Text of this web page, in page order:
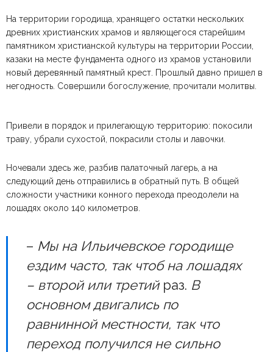
На территории городища, хранящего остатки нескольких
древних христианских храмов и являющегося старейшим
памятником христианской культуры на территории России,
казаки на месте фундамента одного из храмов установили
новый деревянный памятный крест. Прошлый давно пришел в
негодность. Совершили богослужение, прочитали молитвы.
Привели в порядок и прилегающую территорию: покосили
траву, убрали сухостой, покрасили столы и лавочки.
Ночевали здесь же, разбив палаточный лагерь, а на
следующий день отправились в обратный путь. В общей
сложности участники конного перехода преодолели на
лошадях около 140 километров.
– Мы на Ильичевское городище
ездим часто, так чтоб на лошадях
– второй или третийраз. В
основном двигались по
равнинной местности, так что
переход получился не сильно